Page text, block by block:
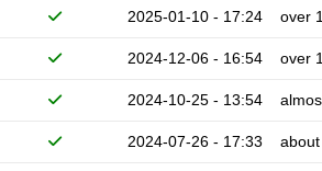
2025-01-10 - 17:24 over
2024-12-06 - 16:54 over
2024-10-25 - 13:54
2024-07-26 - 17:33